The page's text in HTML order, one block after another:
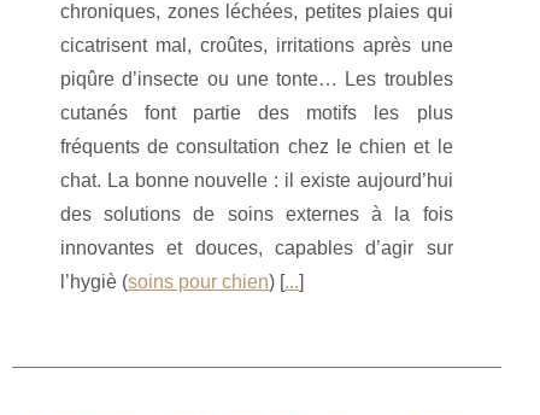
chroniques, zones léchées, petites plaies qui
cicatrisent mal, croûtes, irritations après une
piqûre d’insecte ou une tonte… Les troubles
cutanés font partie des motifs les plus
fréquents de consultation chez le chien et le
chat. La bonne nouvelle : il existe aujourd’hui
des solutions de soins externes à la fois
innovantes et douces, capables d’agir sur
l’hygiè (soins pour chien) [...]